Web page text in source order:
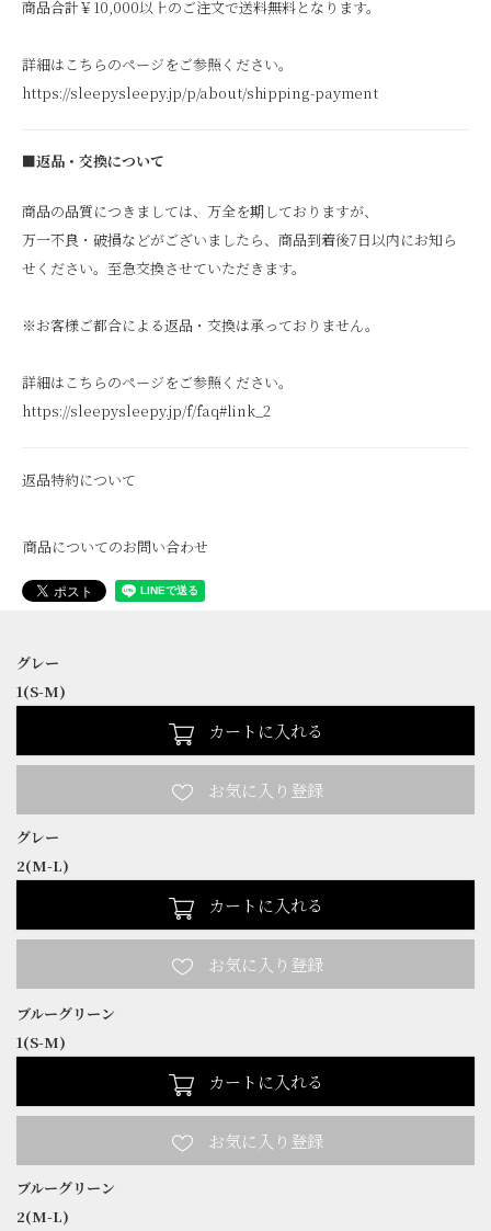
商品合計￥10,000以上のご注文で送料無料となります。
詳細はこちらのページをご参照ください。
https://sleepysleepy.jp/p/about/shipping-payment
■返品・交換について
商品の品質につきましては、万全を期しておりますが、
万一不良・破損などがございましたら、商品到着後7日以内にお知ら
せください。至急交換させていただきます。
※お客様ご都合による返品・交換は承っておりません。
詳細はこちらのページをご参照ください。
https://sleepysleepy.jp/f/faq#link_2
返品特約について
商品についてのお問い合わせ
グレー
1(S-M)
カートに入れる
グレー
2(M-L)
カートに入れる
ブルーグリーン
1(S-M)
カートに入れる
ブルーグリーン
2(M-L)